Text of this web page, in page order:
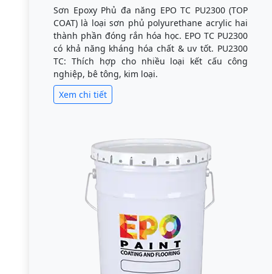
Sơn Epoxy Phủ đa năng EPO TC PU2300 (TOP
COAT) là loại sơn phủ polyurethane acrylic hai
thành phần đóng rắn hóa học. EPO TC PU2300
có khả năng kháng hóa chất & uv tốt. PU2300
TC: Thích hợp cho nhiều loại kết cấu công
nghiệp, bê tông, kim loại.
Xem chi tiết